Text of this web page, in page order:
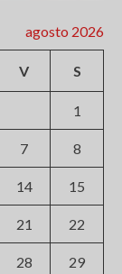
agosto 2026
V S
1
7 8
14 15
21 22
28 29